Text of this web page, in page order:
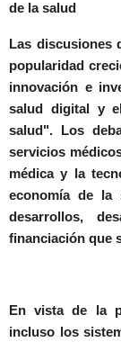
de la salud
Las discusiones
popularidad
innovación e
salud digital y
salud". Los
servicios
médica y la
economía de la
desarrollos,
financiación que
En vista de la
incluso los